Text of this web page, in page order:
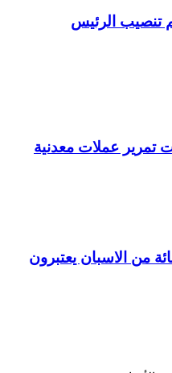
تنصيب الرئيس
تمرير عملات معدنية
رأي: اكثر من 77 بالمائة من الاسبان يعتبرون